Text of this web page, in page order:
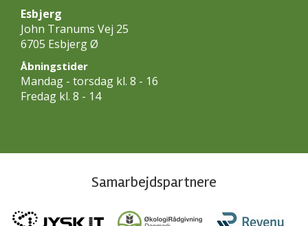
Esbjerg
John Tranums Vej 25
6705 Esbjerg Ø
Åbningstider
Mandag - torsdag kl. 8 - 16
Fredag kl. 8 - 14
Samarbejdspartnere